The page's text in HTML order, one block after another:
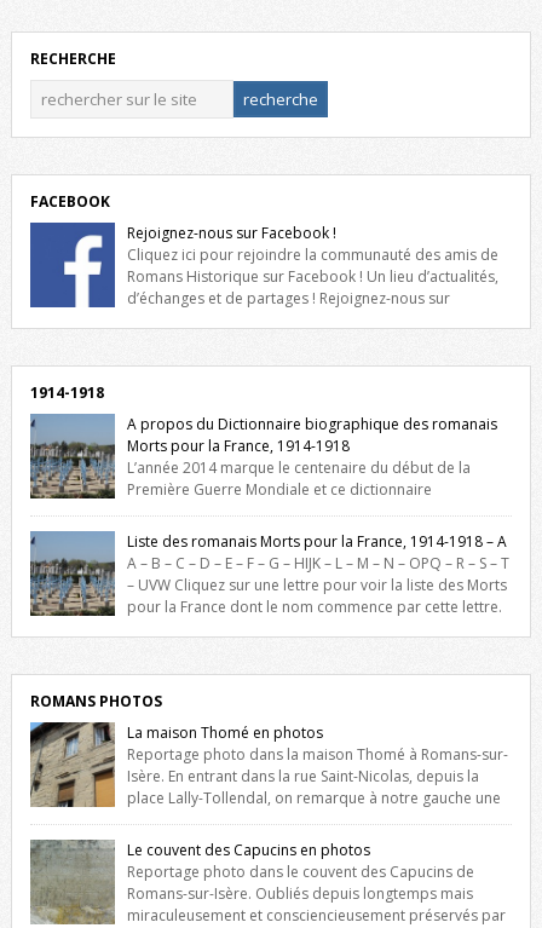
RECHERCHE
FACEBOOK
Rejoignez-nous sur Facebook !
Cliquez ici pour rejoindre la communauté des amis de
Romans Historique sur Facebook ! Un lieu d’actualités,
d’échanges et de partages ! Rejoignez-nous sur
1914-1918
A propos du Dictionnaire biographique des romanais
Morts pour la France, 1914-1918
L’année 2014 marque le centenaire du début de la
Première Guerre Mondiale et ce dictionnaire
biographique veut rendre hommage aux romanais Morts pour la
France durant ce conflit. La base de cette recherche historique est
constituée des noms gravés sur les plaques commémoratives de
l’Hôtel de Ville, du lycée du Dauphiné et du lycée Triboulet, […]
Liste des romanais Morts pour la France, 1914-1918 – A
A – B – C – D – E – F – G – HIJK – L – M – N – OPQ – R – S – T
– UVW Cliquez sur une lettre pour voir la liste des Morts
pour la France dont le nom commence par cette lettre.
ROMANS PHOTOS
La maison Thomé en photos
Reportage photo dans la maison Thomé à Romans-sur-
Isère. En entrant dans la rue Saint-Nicolas, depuis la
place Lally-Tollendal, on remarque à notre gauche une
maison construite au XVIè siècle. Les deux façades sont ornées de
fenêtres jumelles à meneaux. Entre ces deux étages, on peut voir une
niche qui contient une statue de la Vierge. […]
Le couvent des Capucins en photos
Reportage photo dans le couvent des Capucins de
Romans-sur-Isère. Oubliés depuis longtemps mais
miraculeusement et consciencieusement préservés par